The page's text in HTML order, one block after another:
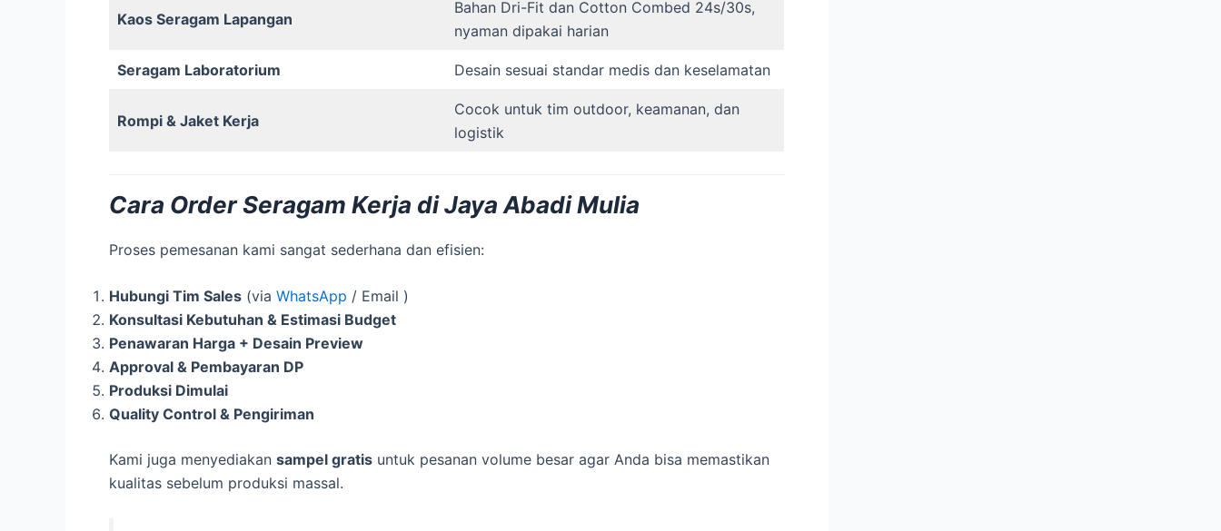
Kaos Seragam Lapangan
Bahan Dri-Fit dan Cotton Combed 24s/30s,
nyaman dipakai harian
Seragam Laboratorium Desain sesuai standar medis dan keselamatan
Rompi & Jaket Kerja
Cocok untuk tim outdoor, keamanan, dan
logistik
Cara Order Seragam Kerja di Jaya Abadi Mulia
Proses pemesanan kami sangat sederhana dan efisien:
Hubungi Tim Sales (via WhatsApp / Email )
Konsultasi Kebutuhan & Estimasi Budget
Penawaran Harga + Desain Preview
Approval & Pembayaran DP
Produksi Dimulai
Quality Control & Pengiriman
Kami juga menyediakan sampel gratis untuk pesanan volume besar agar Anda bisa memastikan
kualitas sebelum produksi massal.